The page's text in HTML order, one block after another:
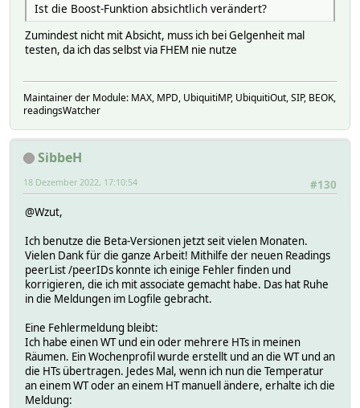
Ist die Boost-Funktion absichtlich verändert?
Zumindest nicht mit Absicht, muss ich bei Gelgenheit mal
testen, da ich das selbst via FHEM nie nutze
Maintainer der Module: MAX, MPD, UbiquitiMP, UbiquitiOut, SIP, BEOK,
readingsWatcher
SibbeH
#130
18 Dezember 2022, 17:10:54
@Wzut,
Ich benutze die Beta-Versionen jetzt seit vielen Monaten.
Vielen Dank für die ganze Arbeit! Mithilfe der neuen Readings
peerList /peerIDs konnte ich einige Fehler finden und
korrigieren, die ich mit associate gemacht habe. Das hat Ruhe
in die Meldungen im Logfile gebracht.
Eine Fehlermeldung bleibt:
Ich habe einen WT und ein oder mehrere HTs in meinen
Räumen. Ein Wochenprofil wurde erstellt und an die WT und an
die HTs übertragen. Jedes Mal, wenn ich nun die Temperatur
an einem WT oder an einem HT manuell ändere, erhalte ich die
Meldung: